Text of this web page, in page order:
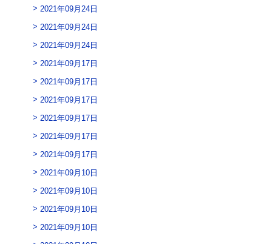
2021年09月24日
2021年09月24日
2021年09月24日
2021年09月17日
2021年09月17日
2021年09月17日
2021年09月17日
2021年09月17日
2021年09月17日
2021年09月10日
2021年09月10日
2021年09月10日
2021年09月10日